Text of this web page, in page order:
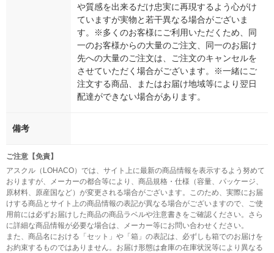
や質感を出来るだけ忠実に再現するよう心がけ
ていますが実物と若干異なる場合がございま
す。※多くのお客様にご利用いただくため、同
一のお客様からの大量のご注文、同一のお届け
先への大量のご注文は、ご注文のキャンセルを
させていただく場合がございます。※一緒にご
注文する商品、またはお届け地域等により翌日
配達ができない場合があります。
備考
ご注意【免責】
アスクル（LOHACO）では、サイト上に最新の商品情報を表示するよう努めて
おりますが、メーカーの都合等により、商品規格・仕様（容量、パッケージ、
原材料、原産国など）が変更される場合がございます。このため、実際にお届
けする商品とサイト上の商品情報の表記が異なる場合がございますので、ご使
用前には必ずお届けした商品の商品ラベルや注意書きをご確認ください。さら
に詳細な商品情報が必要な場合は、メーカー等にお問い合わせください。
また、商品名における「セット」や「箱」の表記は、必ずしも箱でのお届けを
お約束するものではありません。お届け形態は倉庫の在庫状況等により異なる